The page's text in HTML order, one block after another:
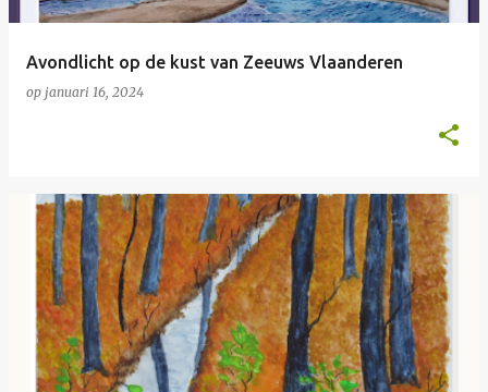
Avondlicht op de kust van Zeeuws Vlaanderen
op januari 16, 2024